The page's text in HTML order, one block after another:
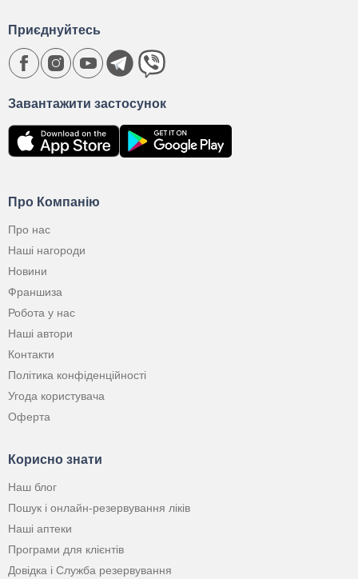
Про Компанію
Про нас
Наші нагороди
Новини
Франшиза
Робота у нас
Наші автори
Контакти
Політика конфіденційності
Угода користувача
Оферта
Корисно знати
Наш блог
Пошук і онлайн-резервування ліків
Наші аптеки
Програми для клієнтів
Довідка і Служба резервування
Завантажити застосунок
Приєднуйтесь